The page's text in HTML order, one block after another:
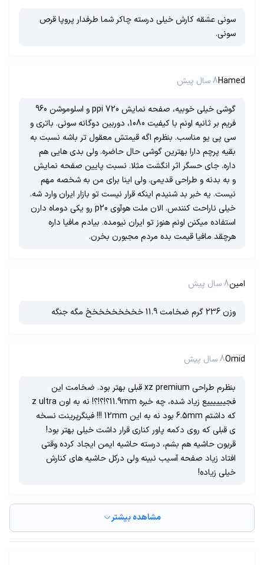
سونی عشقه کارش خیلی درسته چاکر شما طرفدار پروپا قرص
سونی.
Hamed8 سال پیش
گوشی خیلی خوبیه، صفحه نمایش 720 ppi و اسلوموشن 960
فریم بر ثانیه اونم با کیفیت 1080، دوربین دوگانه سونی. باتری و
سی پی یو مناسب. بنظرم اگه قیمتش معقول تر باشه نسبت به
بقیه پرچم دارا بهترین گوشی حال حاضره. ولی بدی هایی هم
داره. جای حسگر اثر انگشت مثلا. نسبت پایین صفحه نمایش
و به بدنه و طراحی قدیمی. ولی اینا برای من به شخصه مهم
نیست. یه خبر بد شنیدم اینکه قرار نیست تو بازار ایران وارد شه.
خیلی ناراحت کنندس. الان ملت هوآوی p20 رو یکی دوماه دارن
استفاده میکنن اونم هنوز تو ایران نیومده. بیادم مافیا داره
هرچقد مافیا قیمت بده مردم مجبورن بخرن.
امین8 سال پیش
وزن 236 گرم ضخامت 11.9 خخخخخخخخخ مگه جنگه
Omid8 سال پیش
بنظرم طراحی xz premium قبلی بهتر بود. ضخامت این
فجییییییع زیاد شده، چه خبره 11.9mm؟!؟!؟! نه به اون z ultra
که داشتم 6.5mm بود نه به این 12mm !!! فینگرپرینت نسخه
ی قبلی که روی دکمه پاور کناری قرار داشت خیلی بهتر بود!
قربون حاشیه هم بشم، درسته حاشیه ایمن ایجاد کرده وقتی
افتاد زیاد صفحه آسیب نبینه ولی درکل حاشیه های کنارش
خیلی زیاده!
مشاهده بیشتر